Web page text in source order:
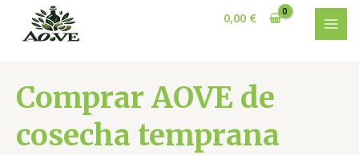
0,00 €
Comprar AOVE de
cosecha temprana
popularidad